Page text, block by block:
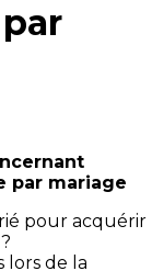
par mariage
pour acquérir
lors de la